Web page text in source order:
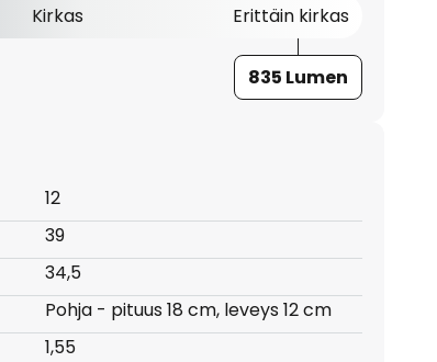
Kirkas Erittäin kirkas
835 Lumen
12
39
34,5
Pohja - pituus 18 cm, leveys 12 cm
1,55